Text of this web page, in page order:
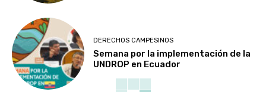
DERECHOS CAMPESINOS
Semana por la implementación de la
UNDROP en Ecuador